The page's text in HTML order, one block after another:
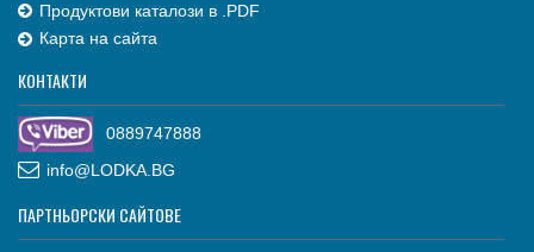
Продуктови каталози в .PDF
Карта на сайта
КОНТАКТИ
0889747888
info@LODKA.BG
ПАРТНЬОРСКИ САЙТОВЕ